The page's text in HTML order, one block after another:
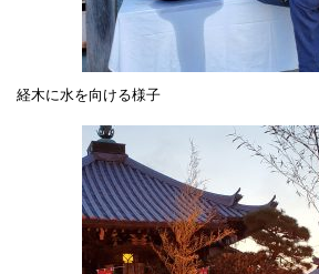
経木に水を向ける様子